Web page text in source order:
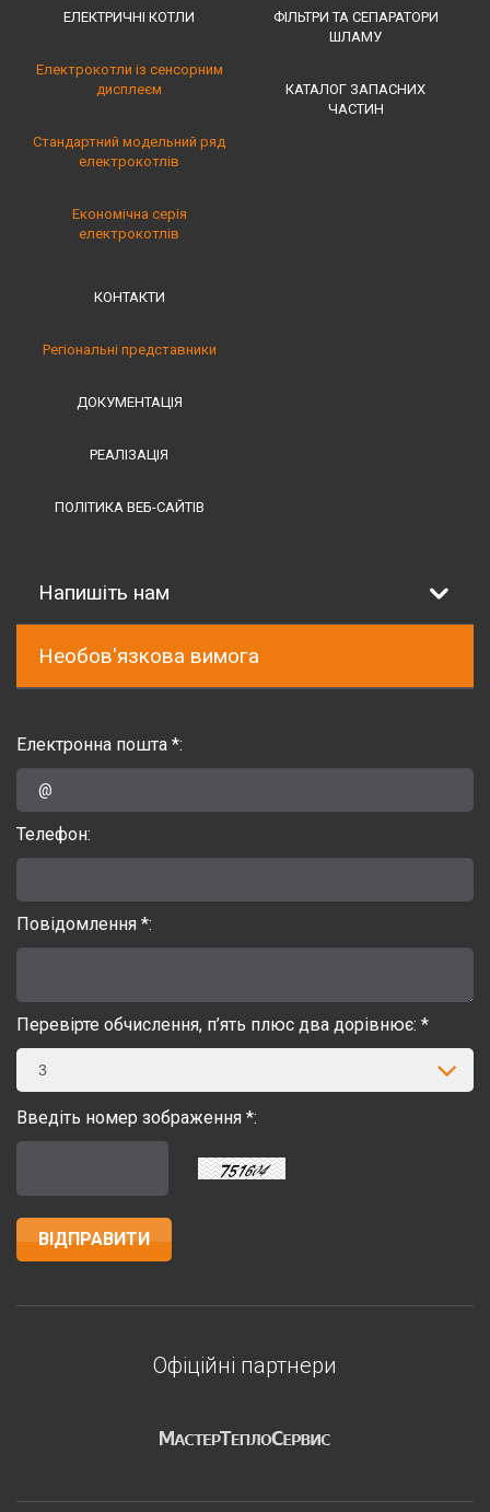
ЕЛЕКТРИЧНІ КОТЛИ
Електрокотли із сенсорним
дисплеєм
Стандартний модельний ряд
електрокотлів
Економічна серія
електрокотлів
ФІЛЬТРИ ТА СЕПАРАТОРИ
ШЛАМУ
КАТАЛОГ ЗАПАСНИХ
ЧАСТИН
КОНТАКТИ
Регіональні представники
ДОКУМЕНТАЦІЯ
РЕАЛІЗАЦІЯ
ПОЛІТИКА ВЕБ-САЙТІВ
Напишіть нам
Необов'язкова вимога
Електронна пошта *:
Телефон:
Повідомлення *:
Перевірте обчислення, п’ять плюс два дорівнює: *
3
Введіть номер зображення *:
Офіційні партнери